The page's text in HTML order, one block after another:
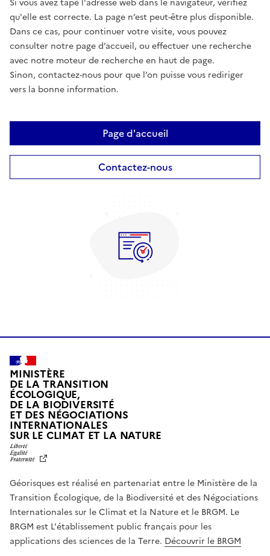
Si vous avez tapé l'adresse web dans le navigateur, vérifiez
qu'elle est correcte. La page n’est peut-être plus disponible.
Dans ce cas, pour continuer votre visite, vous pouvez
consulter notre page d’accueil, ou effectuer une recherche
avec notre moteur de recherche en haut de page.
Sinon, contactez-nous pour que l’on puisse vous rediriger
vers la bonne information.
Page d'accueil
Contactez-nous
MINISTÈRE
DE LA TRANSITION
ÉCOLOGIQUE,
DE LA BIODIVERSITÉ
ET DES NÉGOCIATIONS
INTERNATIONALES
SUR LE CLIMAT ET LA NATUREL
T
É
,
É
G
A
L
Géorisques est réalisé en partenariat entre le Ministère de la
Transition Écologique, de la Biodiversité et des Négociations
Internationales sur le Climat et la Nature et le BRGM. Le
BRGM est L'établissement public français pour les
applications des sciences de la Terre. Découvrir le BRGM